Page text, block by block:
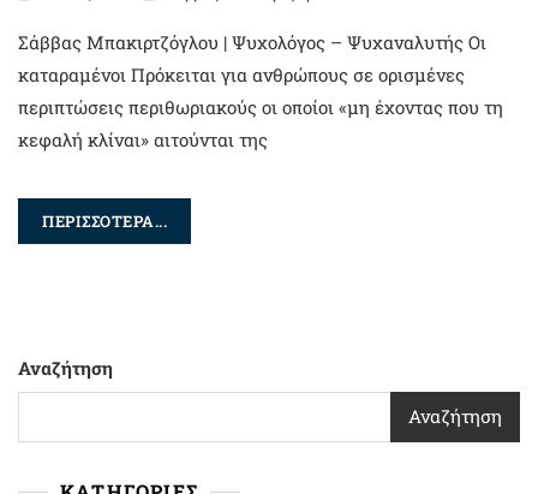
Σάββας Μπακιρτζόγλου | Ψυχολόγος – Ψυχαναλυτής Oι
καταραμένοι Πρόκειται για ανθρώπους σε ορισμένες
περιπτώσεις περιθωριακούς οι οποίοι «μη έχοντας που τη
κεφαλή κλίναι» αιτούνται της
ΠΕΡΙΣΣΟΤΕΡΑ...
Αναζήτηση
Αναζήτηση